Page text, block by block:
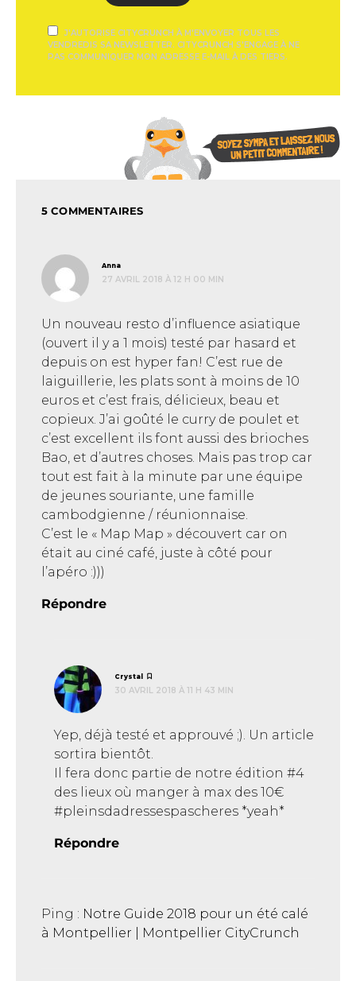
J'AUTORISE CITYCRUNCH À M'ENVOYER TOUS LES
VENDREDIS SA NEWSLETTER. CITYCRUNCH S'ENGAGE À NE
PAS COMMUNIQUER MON ADRESSE E-MAIL À DES TIERS.
5 COMMENTAIRES
Anna
27 AVRIL 2018 À 12 H 00 MIN
Un nouveau resto d’influence asiatique
(ouvert il y a 1 mois) testé par hasard et
depuis on est hyper fan! C’est rue de
laiguillerie, les plats sont à moins de 10
euros et c’est frais, délicieux, beau et
copieux. J’ai goûté le curry de poulet et
c’est excellent ils font aussi des brioches
Bao, et d’autres choses. Mais pas trop car
tout est fait à la minute par une équipe
de jeunes souriante, une famille
cambodgienne / réunionnaise.
C’est le « Map Map » découvert car on
était au ciné café, juste à côté pour
l’apéro :)))
Répondre
Crystal
30 AVRIL 2018 À 11 H 43 MIN
Yep, déjà testé et approuvé ;). Un article
sortira bientôt.
Il fera donc partie de notre édition #4
des lieux où manger à max des 10€
#pleinsdadressespascheres *yeah*
Répondre
Ping : Notre Guide 2018 pour un été calé
à Montpellier | Montpellier CityCrunch